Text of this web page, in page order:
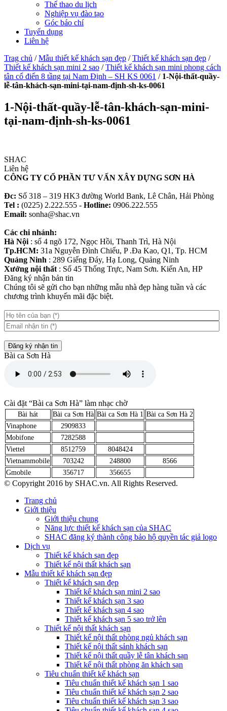
Thể thao du lịch
Nghiệp vụ đào tạo
Góc báo chí
Tuyển dụng
Liên hệ
Trag chủ /Mẫu thiết kế khách sạn đẹp /Thiết kế khách sạn đẹp /
Thiết kế khách sạn mini 2 sao /Thiết kế khách sạn mini phong cách
tân cổ điển 8 tầng tại Nam Định – SH KS 0061 / 1-Nội-thất-quầy-
lễ-tân-khách-sạn-mini-tại-nam-định-sh-ks-0061
1-Nội-thất-quầy-lễ-tân-khách-sạn-mini-
tại-nam-định-sh-ks-0061
SHAC
Liên hệ
CÔNG TY CỔ PHẦN TƯ VẤN XÂY DỰNG SƠN HÀ
Đc: Số 318 – 319 HK3 đường World Bank, Lê Chân, Hải Phòng
Tel : (0225) 2.222.555 - Hotline: 0906.222.555
Email: sonha@shac.vn
Các chi nhánh:
Hà Nội : số 4 ngõ 172, Ngọc Hồi, Thanh Trì, Hà Nội
Tp.HCM: 31a Nguyễn Đình Chiểu, P .Đa Kao, Q1, Tp. HCM
Quảng Ninh : 289 Giếng Đáy, Hạ Long, Quảng Ninh
Xưởng nội thất : Số 45 Thống Trực, Nam Sơn. Kiến An, HP
Đăng ký nhận bản tin
Chúng tôi sẽ gửi cho bạn những mẫu nhà đẹp hàng tuần và các
chương trình khuyến mãi đặc biệt.
Đăng ký nhận tin
Bài ca Sơn Hà
Cài đặt “Bài ca Sơn Hà” làm nhạc chờ
Bài hát Bài ca Sơn Hà Bài ca Sơn Hà 1 Bài ca Sơn Hà 2
Vinaphone
2909833
Mobifone
7282588
Viettel
8512759
8048424
Vietnammobile
703242 248800
8566
Gmobile
356717 356655
© Copyright 2016 by SHAC.vn. All Rights Reserved.
Trang chủ
Giới thiệu
Giới thiệu chung
Năng lực thiết kế khách sạn của SHAC
SHAC đăng ký thành công bảo hộ quyền tác giả logo
Dịch vụ
Thiết kế khách sạn đẹp
Thiết kế nội thất khách sạn
Mẫu thiết kế khách sạn đẹp
Thiết kế khách sạn đẹp
Thiết kế khách sạn mini 2 sao
Thiết kế khách sạn 3 sao
Thiết kế khách sạn 4 sao
Thiết kế khách sạn 5 sao trở lên
Thiết kế nội thất khách sạn
Thiết kế nội thất phòng ngủ khách sạn
Thiết kế nội thất sảnh khách sạn
Thiết kế nội thất quầy lễ tân khách sạn
Thiết kế nội thất phòng ăn khách sạn
Tiêu chuẩn thiết kế khách sạn
Tiêu chuẩn thiết kế khách sạn 1 sao
Tiêu chuẩn thiết kế khách sạn 2 sao
Tiêu chuẩn thiết kế khách sạn 3 sao